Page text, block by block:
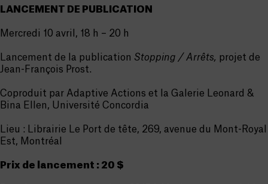
LANCEMENT DE PUBLICATION
Mercredi 10 avril, 18 h – 20 h
Lancement de la publication Stopping / Arrêts, projet de
Jean-François Prost.
Coproduit par Adaptive Actions et la Galerie Leonard &
Bina Ellen, Université Concordia
Lieu : Librairie Le Port de tête, 269, avenue du Mont-Royal
Est, Montréal
Prix de lancement : 20 $